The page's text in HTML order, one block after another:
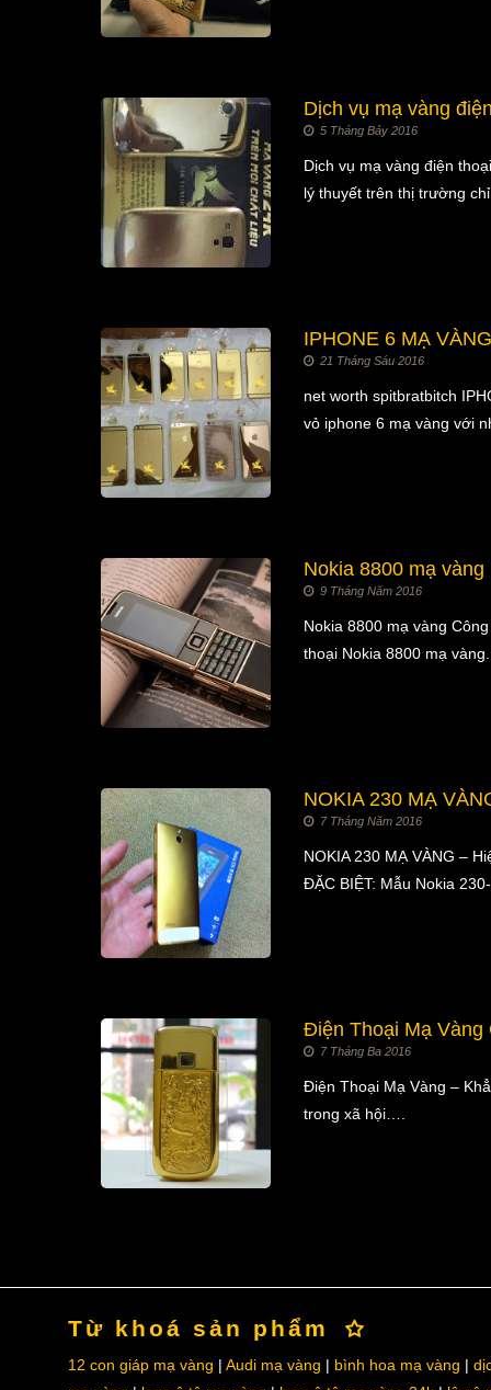
Dịch vụ mạ vàng
5 Tháng Bảy 2016
Dịch vụ mạ vàng điện
lý thuyết trên thị trường
IPHONE 6 MẠ
21 Tháng Sáu 2016
net worth spitbratbitch
vỏ iphone 6 mạ vàng với
Nokia 8800 mạ vàng
9 Tháng Năm 2016
Nokia 8800 mạ vàng
thoại Nokia 8800 mạ
NOKIA 230 MẠ
7 Tháng Năm 2016
NOKIA 230 MẠ VÀNG –
ĐẶC BIỆT: Mẫu Nokia
Điện Thoại Mạ Vàng
7 Tháng Ba 2016
Điện Thoại Mạ Vàng –
trong xã hội….
Từ khoá sản phẩm
12 con giáp mạ vàng Audi mạ vàng bình hoa mạ vàng